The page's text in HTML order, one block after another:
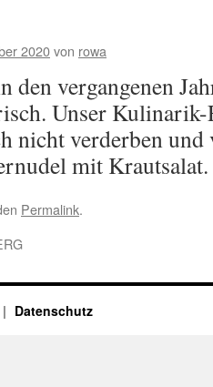
2020von rowa
den vergangenen
Unser Kulinarik-
nicht verderben
mit Krautsalat.
Permalink.
Datenschutz